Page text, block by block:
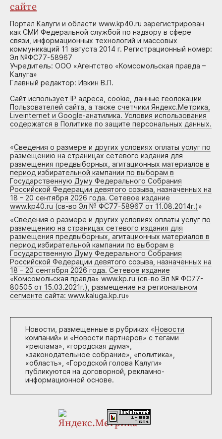
сайте
Портал Калуги и области www.kp40.ru зарегистрирован
как СМИ Федеральной службой по надзору в сфере
связи, информационных технологий и массовых
коммуникаций 11 августа 2014 г. Регистрационный номер:
Эл №ФС77-58967
Учредитель: ООО «Агентство «Комсомольская правда –
Калуга»
Главный редактор: Ивкин В.П.
Сайт использует IP адреса, cookie, данные геолокации
Пользователей сайта, а также счетчики Яндекс.Метрика,
Liveinternet и Google-анатилика. Условия использования
содержатся в Политике по защите персональных данных.
«Сведения о размере и других условиях оплаты услуг по
размещению на страницах сетевого издания для
размещения предвыборных, агитационных материалов в
период избирательной кампании по выборам в
Государственную Думу Федерального Собрания
Российской Федерации девятого созыва, назначенных на
18 – 20 сентября 2026 года. Сетевое издание
www.kp40.ru (св-во Эл № ФС77-58967 от 11.08.2014г.)»
«Сведения о размере и других условиях оплаты услуг по
размещению на страницах сетевого издания для
размещения предвыборных, агитационных материалов в
период избирательной кампании по выборам в
Государственную Думу Федерального Собрания
Российской Федерации девятого созыва, назначенных на
18 – 20 сентября 2026 года. Сетевое издание
«Комсомольская правда» www.kp.ru (св-во Эл № ФС77-
80505 от 15.03.2021г.), размещение на региональном
сегменте сайта: www.kaluga.kp.ru»
Новости, размещенные в рубриках «Новости
компаний» и «Новости партнеров» с тегами
«реклама», «городская дума»,
«законодательное собрание», «политика»,
«область», «Городской голова Калуги»
публикуются на договорной, рекламно-
информационной основе.